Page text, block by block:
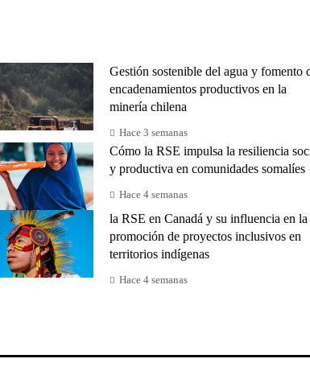
Gestión sostenible del agua y fomento
encadenamientos productivos en la
minería chilena
Hace 3 semanas
Cómo la RSE impulsa la resiliencia
y productiva en comunidades somalíes
Hace 4 semanas
la RSE en Canadá y su influencia en la
promoción de proyectos inclusivos en
territorios indígenas
Hace 4 semanas